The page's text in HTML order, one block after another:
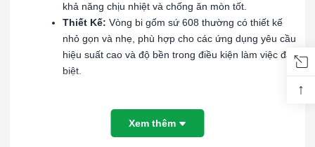
khả năng chịu nhiệt và chống ăn mòn tốt.
Thiết Kế: Vòng bi gốm sứ 608 thường có thiết kế
nhỏ gọn và nhẹ, phù hợp cho các ứng dụng yêu cầu
hiệu suất cao và độ bền trong điều kiện làm việc đặc
biệt.
Ngành Công Nghiệp:
Thích hợp cho các ứng dụng
trong ngành công nghiệp điện tử, y tế, và hàng
Xem thêm
↑